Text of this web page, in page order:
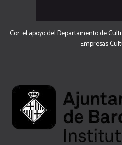
Con el apoyo del Departamento de
Empresas